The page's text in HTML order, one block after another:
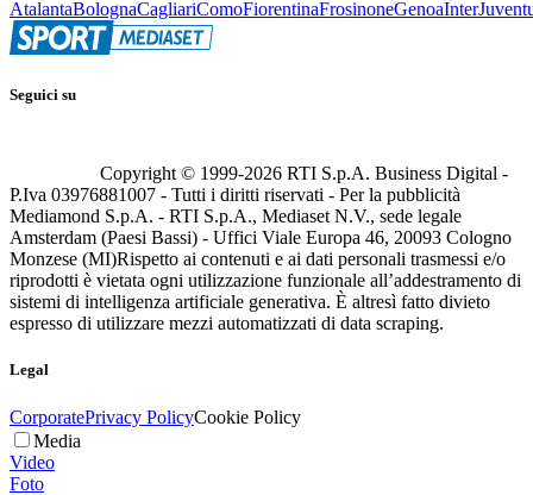
AtalantaBolognaCagliariComoFiorentinaFrosinoneGenoaInter
Seguici su
Copyright © 1999-2026 RTI S.p.A. Business Digital -
P.Iva 03976881007 - Tutti i diritti riservati - Per la pubblicità
Mediamond S.p.A. - RTI S.p.A., Mediaset N.V., sede legale
Amsterdam (Paesi Bassi) - Uffici Viale Europa 46, 20093 Cologno
Monzese (MI)Rispetto ai contenuti e ai dati personali trasmessi e/o
riprodotti è vietata ogni utilizzazione funzionale all’addestramento di
sistemi di intelligenza artificiale generativa. È altresì fatto divieto
espresso di utilizzare mezzi automatizzati di data scraping.
Legal
CorporatePrivacy PolicyCookie Policy
Media
Video
Foto